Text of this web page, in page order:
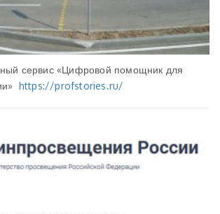
сервис «Цифровой помощник для
https://profstories.ru/